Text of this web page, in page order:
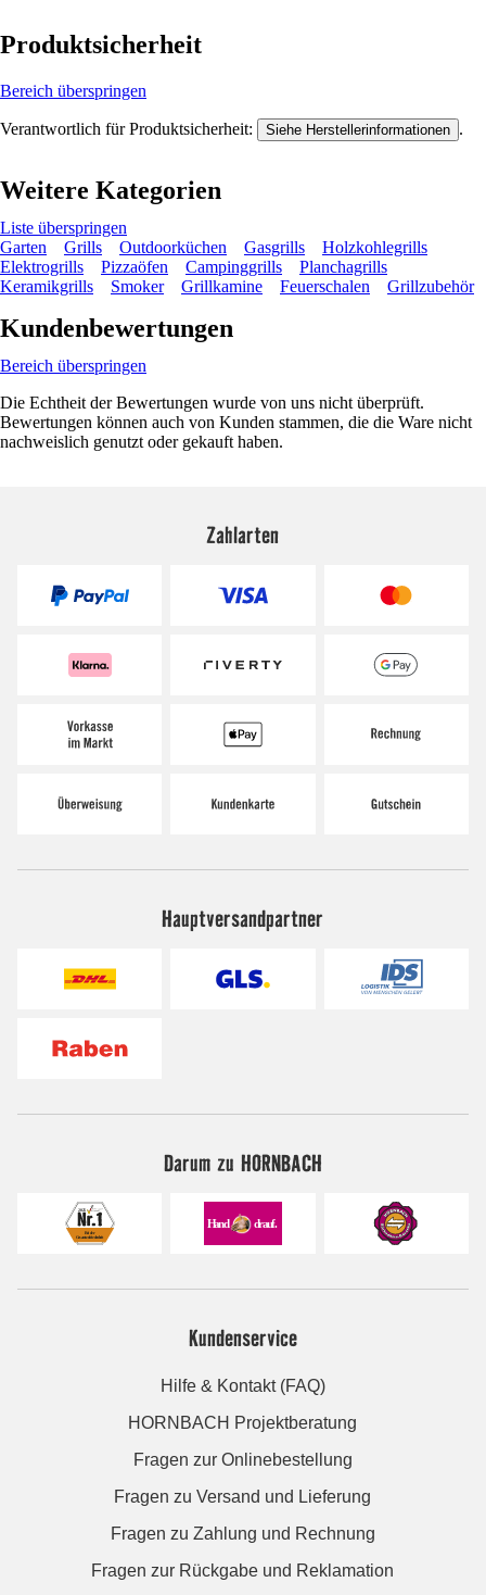
Produktsicherheit
Bereich überspringen
Verantwortlich für Produktsicherheit: Siehe Herstellerinformationen .
Weitere Kategorien
Liste überspringen
Garten
Grills Outdoorküchen Gasgrills
Holzkohlegrills
Elektrogrills
Pizzaöfen Campinggrills
Planchagrills
Keramikgrills
Smoker Grillkamine Feuerschalen Grillzubehör
Kundenbewertungen
Bereich überspringen
Die Echtheit der Bewertungen wurde von uns nicht überprüft.
Bewertungen können auch von Kunden stammen, die die Ware nicht
nachweislich genutzt oder gekauft haben.
Zahlarten
Hauptversandpartner
Darum zu HORNBACH
Kundenservice
Hilfe & Kontakt (FAQ)
HORNBACH Projektberatung
Fragen zur Onlinebestellung
Fragen zu Versand und Lieferung
Fragen zu Zahlung und Rechnung
Fragen zur Rückgabe und Reklamation